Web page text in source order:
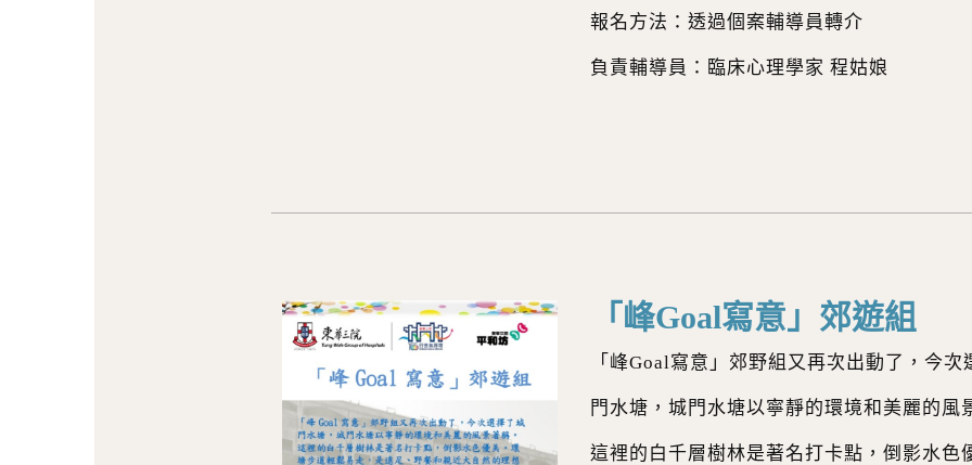
報名方法：透過個案輔導員轉介
負責輔導員：臨床心理學家 程姑娘
「峰Goal寫意」郊遊組
「峰Goal寫意」郊野組又再次出動了，今次
門水塘，城門水塘以寧靜的環境和美麗的風
這裡的白千層樹林是著名打卡點，倒影水色